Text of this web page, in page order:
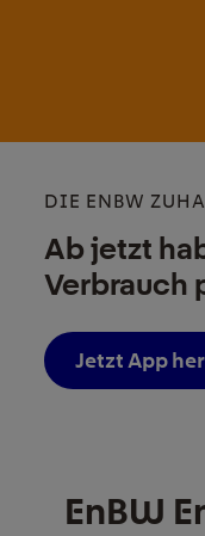
DIE ENBW
Ab jetzt
Verbrauch
Jetzt App
EnBW